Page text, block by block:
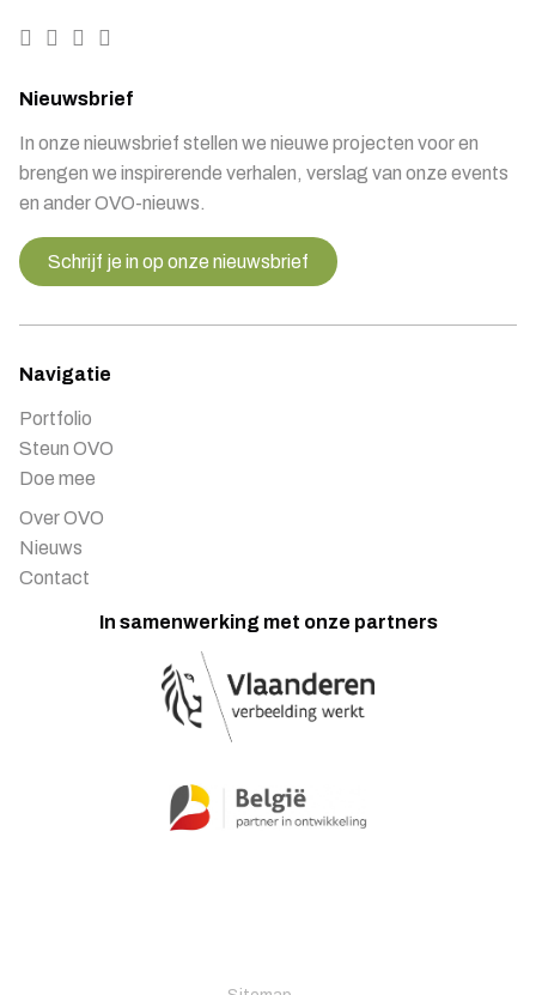
Nieuwsbrief
In onze nieuwsbrief stellen we nieuwe projecten voor en
brengen we inspirerende verhalen, verslag van onze events
en ander OVO-nieuws.
Schrijf je in op onze nieuwsbrief
Navigatie
Portfolio
Steun OVO
Doe mee
Over OVO
Nieuws
Contact
In samenwerking met onze partners